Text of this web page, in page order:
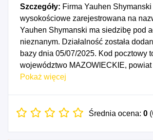
Szczegóły: Firma Yauhen
wysokościowe zarejestrowana na
Yauhen Shymanski ma siedzibę pod
nieznanym. Działalność została
bazy dnia 05/07/2025. Kod pocztowy
województwo MAZOWIECKIE, powiat
Numer Identyfikacji Podatkowej NIP to
541971839. Data rozpoczęcia
Pokaż więcej
Średnia ocena: 0